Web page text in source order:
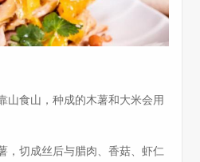
山食山，种成的木薯和大米会用
，切成丝后与腊肉、香菇、虾仁